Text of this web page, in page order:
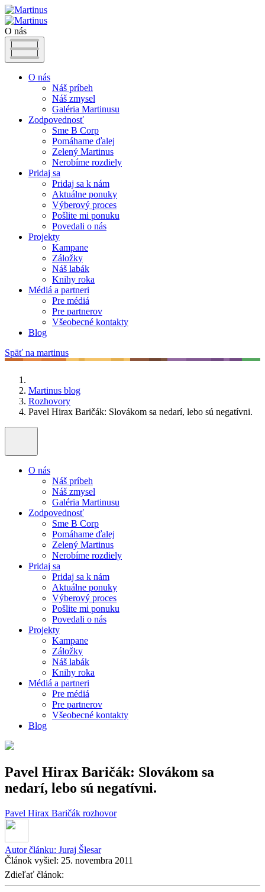
O nás
O nás
Náš príbeh
Náš zmysel
Galéria Martinusu
Zodpovednosť
Sme B Corp
Pomáhame ďalej
Zelený Martinus
Nerobíme rozdiely
Pridaj sa
Pridaj sa k nám
Aktuálne ponuky
Výberový proces
Pošlite mi ponuku
Povedali o nás
Projekty
Kampane
Záložky
Náš labák
Knihy roka
Médiá a partneri
Pre médiá
Pre partnerov
Všeobecné kontakty
Blog
Späť na martinus
Martinus blog
Rozhovory
Pavel Hirax Baričák: Slovákom sa nedarí, lebo sú negatívni.
O nás
Náš príbeh
Náš zmysel
Galéria Martinusu
Zodpovednosť
Sme B Corp
Pomáhame ďalej
Zelený Martinus
Nerobíme rozdiely
Pridaj sa
Pridaj sa k nám
Aktuálne ponuky
Výberový proces
Pošlite mi ponuku
Povedali o nás
Projekty
Kampane
Záložky
Náš labák
Knihy roka
Médiá a partneri
Pre médiá
Pre partnerov
Všeobecné kontakty
Blog
Pavel Hirax Baričák: Slovákom sa
nedarí, lebo sú negatívni.
Pavel Hirax Baričák rozhovor
Autor článku: Juraj Šlesar
Článok vyšiel: 25. novembra 2011
Zdieľať článok: